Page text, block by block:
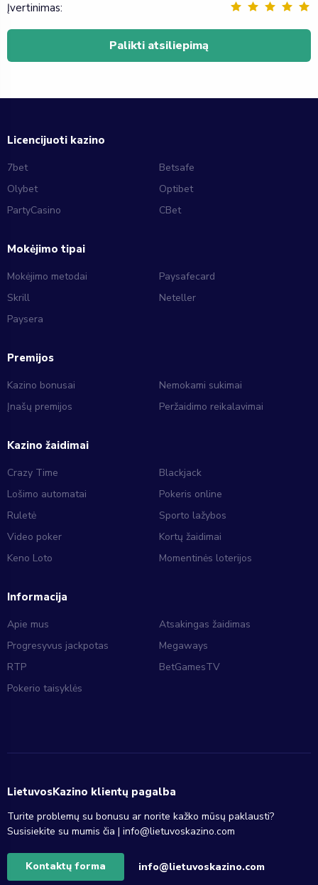
Įvertinimas:
Licencijuoti kazino
7bet
Betsafe
Olybet
Optibet
PartyCasino
CBet
Mokėjimo tipai
Mokėjimo metodai
Paysafecard
Skrill
Neteller
Paysera
Premijos
Kazino bonusai
Nemokami sukimai
Įnašų premijos
Peržaidimo reikalavimai
Kazino žaidimai
Crazy Time
Blackjack
Lošimo automatai
Pokeris online
Ruletė
Sporto lažybos
Video poker
Kortų žaidimai
Keno Loto
Momentinės loterijos
Informacija
Apie mus
Atsakingas žaidimas
Progresyvus jackpotas
Megaways
RTP
BetGamesTV
Pokerio taisyklės
LietuvosKazino klientų pagalba
Turite problemų su bonusu ar norite kažko mūsų paklausti?
Susisiekite su mumis čia | info@lietuvoskazino.com
Kontaktų forma info@lietuvoskazino.com